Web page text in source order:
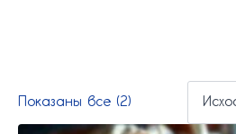
Показаны все (2)